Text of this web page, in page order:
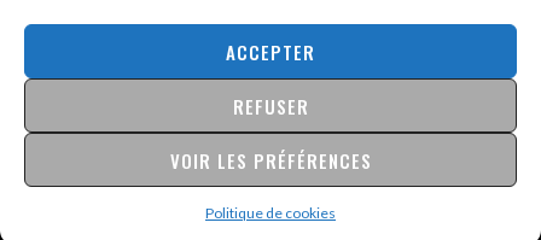
ACCEPTER
REFUSER
VOIR LES PRÉFÉRENCES
Politique de cookies
MENTIONS LÉGALES & POLITIQUE DE CONFIDENTIALITÉ